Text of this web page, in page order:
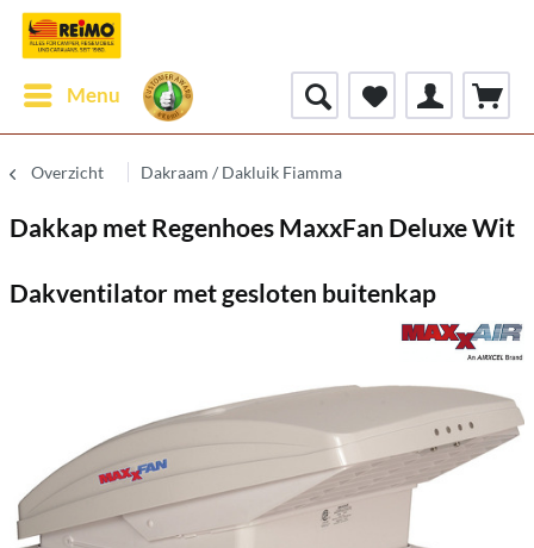
Menu
Overzicht Dakraam / Dakluik Fiamma
Dakkap met Regenhoes MaxxFan Deluxe Wit
Dakventilator met gesloten buitenkap